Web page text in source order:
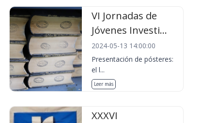
VI Jornadas de
Jóvenes Investi...
2024-05-13 14:00:00
Presentación de pósteres:
el l...
Leer más
XXXVI